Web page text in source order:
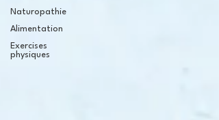
Naturopathie
Alimentation
Exercises
physiques